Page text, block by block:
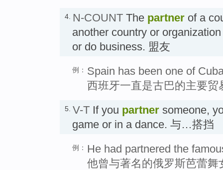
4. N-COUNT The partner of a
another country or
or do business. 盟友
例： Spain has been one of
西班牙一直是古巴的主要贸
5. V-T If you partner someone,
game or in a dance. 与…搭挡
例： He had partnered the
他曾与著名的俄罗斯芭蕾舞